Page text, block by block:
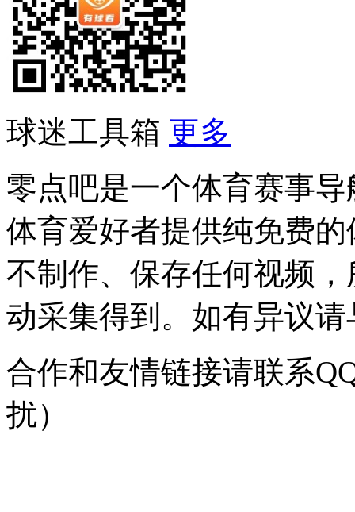
球迷工具箱 更多
零点吧是一个体育赛事
体育爱好者提供纯免费
不制作、保存任何视频
动采集得到。如有异议
合作和友情链接请联系
扰）